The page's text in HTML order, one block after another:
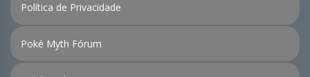
Política de Privacidade
Poké Myth Fórum